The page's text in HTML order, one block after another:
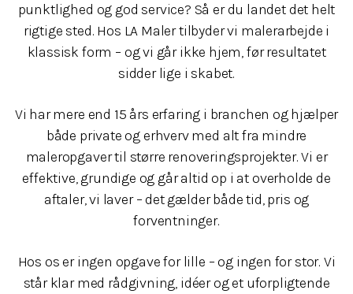
punktlighed og god service? Så er du landet det helt
rigtige sted. Hos LA Maler tilbyder vi malerarbejde i
klassisk form – og vi går ikke hjem, før resultatet
sidder lige i skabet.
Vi har mere end 15 års erfaring i branchen og hjælper
både private og erhverv med alt fra mindre
maleropgaver til større renoveringsprojekter. Vi er
effektive, grundige og går altid op i at overholde de
aftaler, vi laver – det gælder både tid, pris og
forventninger.
Hos os er ingen opgave for lille – og ingen for stor. Vi
står klar med rådgivning, idéer og et uforpligtende